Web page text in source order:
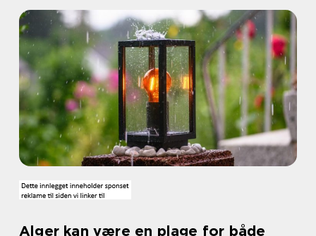
Alger kan være en plage for både